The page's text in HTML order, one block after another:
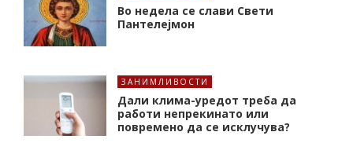
Во недела се слави Свети
Пантелејмон
ЗАНИМЛИВОСТИ
Дали клима-уредот треба да
работи непрекинато или
повремено да се исклучува?